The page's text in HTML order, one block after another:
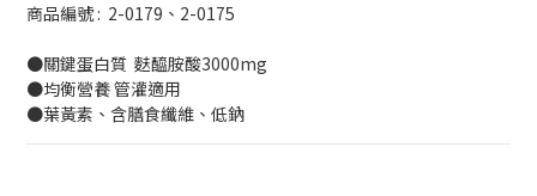
商品編號 :  2-0179、2-0175
●關鍵蛋白質  麩醯胺酸3000mg
●均衡營養 管灌適用
●葉黃素、含膳食纖維、低鈉